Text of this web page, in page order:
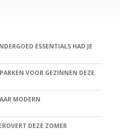
ESSENTIALS HAD JE
VOOR GEZINNEN DEZE
MODERN
DEZE ZOMER